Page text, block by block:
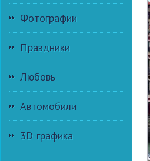
Фотографии
Праздники
Любовь
Автомобили
3D-графика